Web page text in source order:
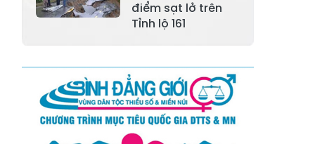
Xã Hợp Thành
Xã Phong Hải
Quang
Xã Tằng Loỏng
Xã Gia Phú
Xã Mường
điểm sạt lở trên
Tỉnh lộ 161